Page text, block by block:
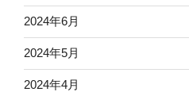
2024年6月
2024年5月
2024年4月